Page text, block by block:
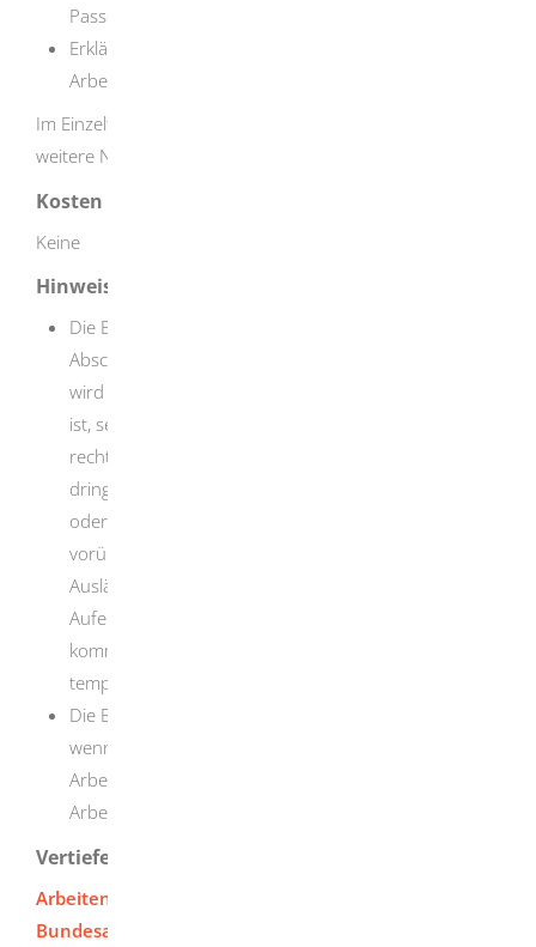
Passersatz), sofern vorhanden
Erklärung über das Beschäftigungsverhältnis (vom
Arbeitgeber vollständig auszufüllen)
Im Einzelfall kann die Ausländerbehörde weniger oder
weitere Nachweise verlangen.
Kosten
Keine
Hinweise
Die Bescheinigung über die Aussetzung der
Abschiebung (Duldung) ist kein Aufenthaltstitel. Sie
wird ausgestellt, wenn ein Ausländer ausreisepflichtig
ist, seine Abschiebung aber aus tatsächlichen oder
rechtlichen Gründen unmöglich ist, oder wenn
dringende humanitäre oder persönliche Gründe
oder erhebliche öffentliche Interessen eine
vorübergehende weitere Anwesenheit des
Ausländers im Bundesgebiet erfordern. Der
Aufenthalt des Ausländers ist damit nicht legal, nur
kommt die Vollstreckung der Ausreisepflicht
temporär nicht in Betracht.
Die Beschäftigungserlaubnis kann entzogen werden,
wenn der Ausländer zu ungünstigeren
Arbeitsbedingungen als vergleichbare inländische
Arbeitnehmer beschäftigt wird.
Vertiefende Informationen
Arbeiten in Deutschland - Informationen der
Bundesagentur für Arbeit (für Menschen mit